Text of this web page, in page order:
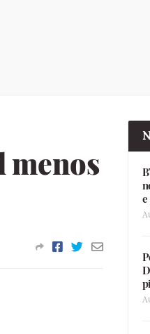
menos